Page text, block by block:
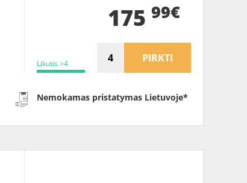
Likutis >4
175 99€
PIRKTI
Nemokamas pristatymas Lietuvoje*